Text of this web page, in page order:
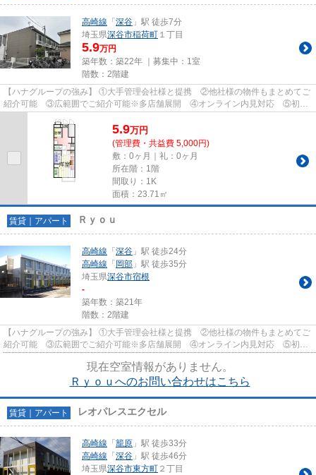
高崎線 「 深谷 」駅 徒歩7分
埼玉県深谷市稲荷町 １丁目
5.9万円
築年数：築22年 ｜募集中： 1室
階数：2階建
【ハナグループの強み】 ①大手管理会社様と提携 ②他社様の物件もまとめてご
紹介可能 ③広範囲でご紹介可能※多店舗展開 ④オンライン内見対応 ⑤初期
5.9万円
(管理費・共益費 5,000円)
敷：0ヶ月｜礼：0ヶ月
所在階：1階
間取り：1K
面積：23.71㎡
賃貸｜アパート Ｒｙｏｕ
高崎線 「 深谷 」駅 徒歩24分
高崎線 「 岡部 」駅 徒歩35分
埼玉県深谷市宿根
-
築年数：築21年
階数：2階建
【ハナグループの強み】 ①大手管理会社様と提携 ②他社様の物件もまとめてご
紹介可能 ③広範囲でご紹介可能※多店舗展開 ④オンライン内見対応 ⑤初期
現在空室情報がありません。
Ｒｙｏｕへのお問い合わせはこちら
賃貸｜アパート レオパレスエクセル
高崎線 「 籠原 」駅 徒歩33分
高崎線 「 深谷 」駅 徒歩46分
埼玉県深谷市東方町 ２丁目